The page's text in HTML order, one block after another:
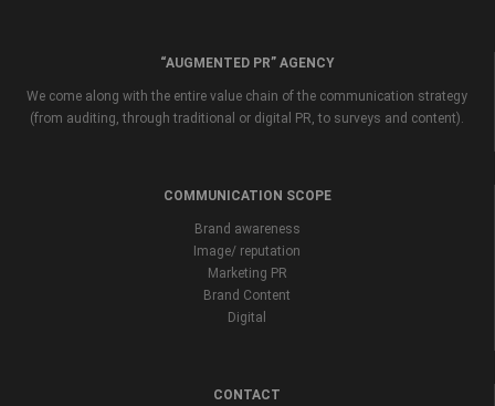
“AUGMENTED PR” AGENCY
We come along with the entire value chain of the communication strategy
(from auditing, through traditional or digital PR, to surveys and content).
COMMUNICATION SCOPE
Brand awareness
Image/ reputation
Marketing PR
Brand Content
Digital
CONTACT